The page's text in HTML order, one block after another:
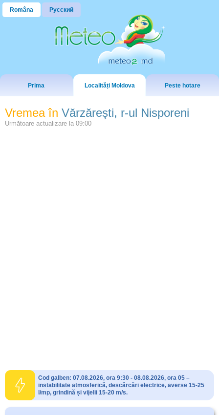
Româna Русский
Prima Localități Moldova Peste hotare
Vremea în Vărzăreşti, r-ul Nisporeni
Următoare actualizare la 09:00
Cod galben: 07.08.2026, ora 9:30 - 08.08.2026, ora 05 –
instabilitate atmosferică, descărcări electrice, averse 15-25
l/mp, grindină și vijelii 15-20 m/s.